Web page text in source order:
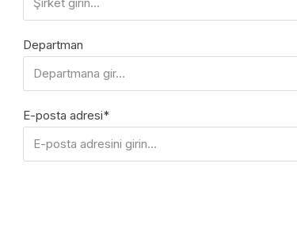
Departman
E-posta adresi*